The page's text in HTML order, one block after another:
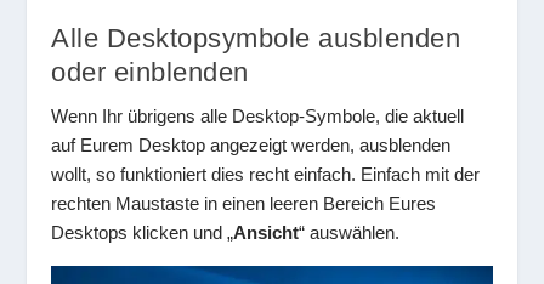
Alle Desktopsymbole ausblenden
oder einblenden
Wenn Ihr übrigens alle Desktop-Symbole, die aktuell
auf Eurem Desktop angezeigt werden, ausblenden
wollt, so funktioniert dies recht einfach. Einfach mit der
rechten Maustaste in einen leeren Bereich Eures
Desktops klicken und „Ansicht“ auswählen.